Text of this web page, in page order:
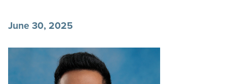
June 30, 2025